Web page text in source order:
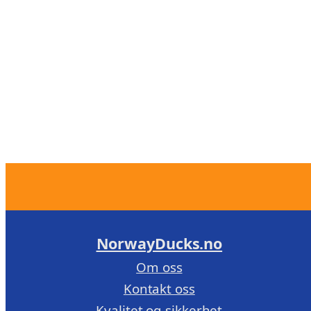
NorwayDucks.no
Om oss
Kontakt oss